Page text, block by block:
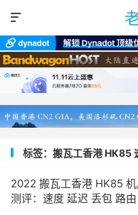

标签：搬瓦工香港 HK85
2022 搬瓦工香港 HK85 机
测评：速度 延迟 丢包 路由